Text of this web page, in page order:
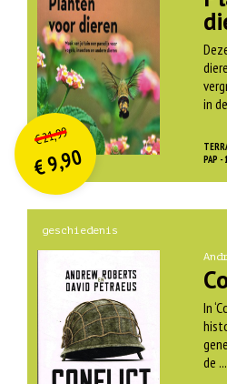
in
PAP -
€21,99O
orspr
onkelijke
prijs
was:
€ 21,99.
€9,90
Huidige
prijs
is:
€ 9,90.
geschiedenis
In
de ...